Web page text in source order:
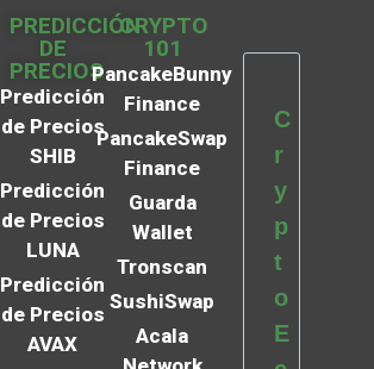
PREDICCIÓN
DE
PRECIOS
Predicción
de Precios
SHIB
Predicción
de Precios
LUNA
Predicción
de Precios
AVAX
CRYPTO
101
PancakeBunny
Finance
PancakeSwap
Finance
Guarda
Wallet
Tronscan
SushiSwap
Acala
C
r
y
p
t
o
E